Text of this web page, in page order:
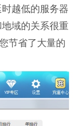
越低的服务器
域的关系很重
节省了大量的